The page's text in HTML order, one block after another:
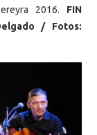
2016. FIN
/ Fotos: